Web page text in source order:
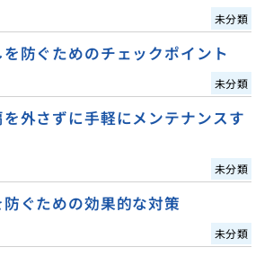
未分類
を防ぐためのチェックポイント
未分類
を外さずに手軽にメンテナンスす
未分類
ぐための効果的な対策
未分類